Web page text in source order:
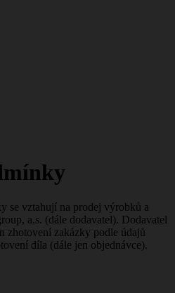
se vztahují na prodej výrobků a
a.s. (dále dodavatel). Dodavatel
zhotovení zakázky podle údajů
díla (dále jen objednávce).